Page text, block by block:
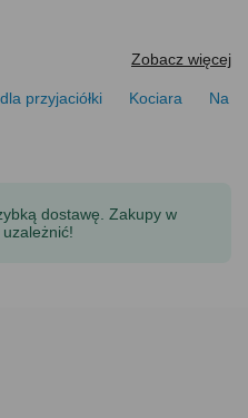
Zobacz więcej
przyjaciółki Kociara
Na
dostawę. Zakupy w